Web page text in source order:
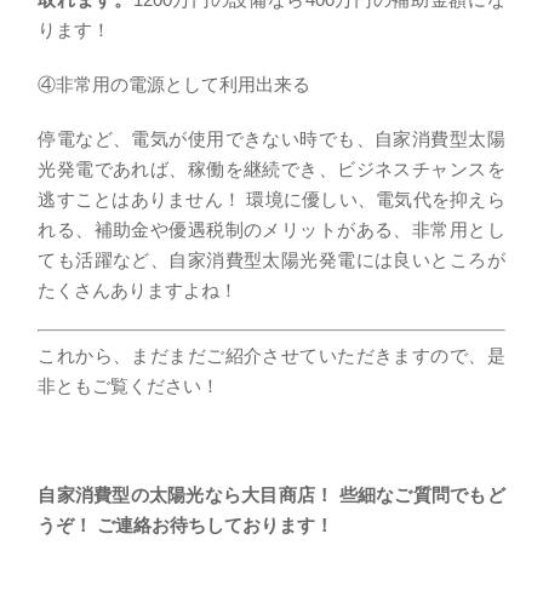
ります！
④非常用の電源として利用出来る
停電など、電気が使用できない時でも、自家消費型太陽
光発電であれば、稼働を継続でき、ビジネスチャンスを
逃すことはありません！ 環境に優しい、電気代を抑えら
れる、補助金や優遇税制のメリットがある、非常用とし
ても活躍など、自家消費型太陽光発電には良いところが
たくさんありますよね！
これから、まだまだご紹介させていただきますので、是
非ともご覧ください！
自家消費型の太陽光なら大目商店！ 些細なご質問でもど
うぞ！ ご連絡お待ちしております！